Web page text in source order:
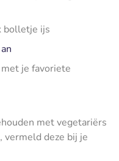
bolletje ijs
je favoriete
met vegetariërs
vermeld deze bij je